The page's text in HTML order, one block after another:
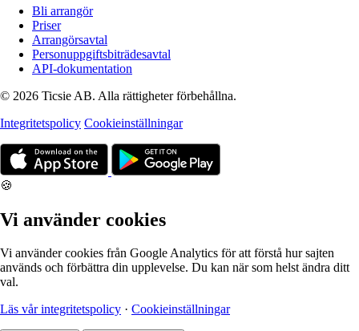
Bli arrangör
Priser
Arrangörsavtal
Personuppgiftsbiträdesavtal
API-dokumentation
© 2026 Ticsie AB. Alla rättigheter förbehållna.
Integritetspolicy Cookieinställningar
🍪
Vi använder cookies
Vi använder cookies från Google Analytics för att förstå hur sajten
används och förbättra din upplevelse. Du kan när som helst ändra ditt
val.
Läs vår integritetspolicy · Cookieinställningar